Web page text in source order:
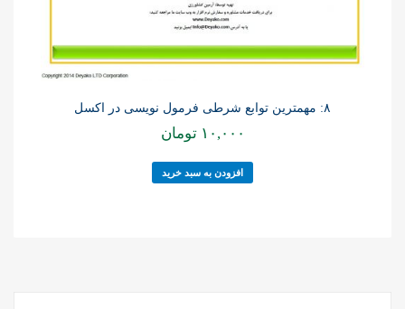
۸: مهمترین توابع شرطی فرمول نویسی در اکسل
۱۰,۰۰۰ تومان
افزودن به سبد خرید